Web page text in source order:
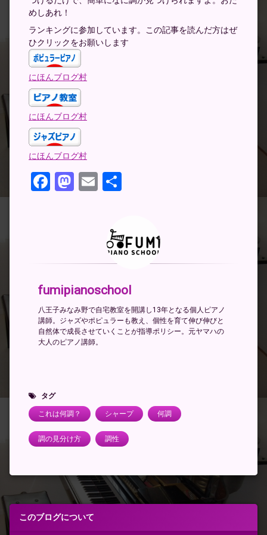
めしあれ！
ランキングに参加しています。この記事を読んだ方はぜ
ひクリックをお願いします
にほんブログ村
にほんブログ村
にほんブログ村
Facebook
Mastodon
Email
fumipianoschool
八王子みなみ野で自宅教室を開講し13年となる個人ピアノ
講師。ジャズやポピュラーも教え、個性を育て伸び伸びと
自然体で成長させていくことが指導ポリシー。元ヤマハの
大人のピアノ講師。
タグ
これは何調？ シャープ 何調
調の見分け方 調性
このブログについて